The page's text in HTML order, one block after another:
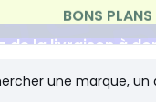
de la livraison à